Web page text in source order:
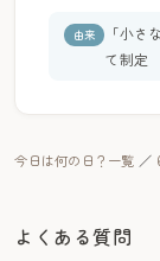
由来
「小さ
て制定
今日は何の日？一覧 ／
よくある質問